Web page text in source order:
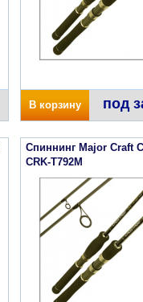
В корзину под
Спиннинг Major Craft
CRK-T792M